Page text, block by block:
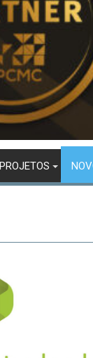
PROJETOS